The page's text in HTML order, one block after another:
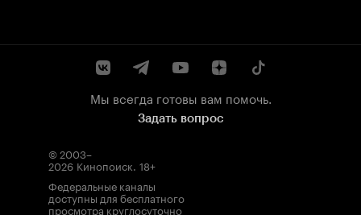
Мы всегда готовы вам помочь.
Задать вопрос
© 2003–
2026 Кинопоиск. 18+
Федеральные каналы
доступны для бесплатного
просмотра круглосуточно